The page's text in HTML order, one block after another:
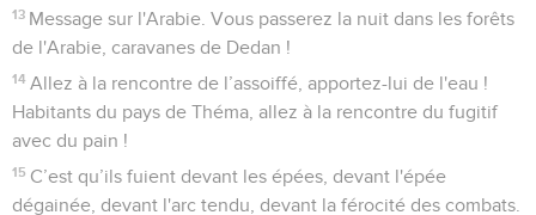
qui le prépare depuis longtemps.
12 Le Seigneur, l'Eternel, le maître de l’univers, vous appelle
aujourd’hui à pleurer et à vous lamenter, à vous raser la tête
et à vous habiller d’un sac,
13 et voici de la gaieté et de la joie ! On abat des bœufs et
l'on tue des brebis, on mange de la viande et l'on boit du
vin : * « Mangeons et buvons, puisque demain nous